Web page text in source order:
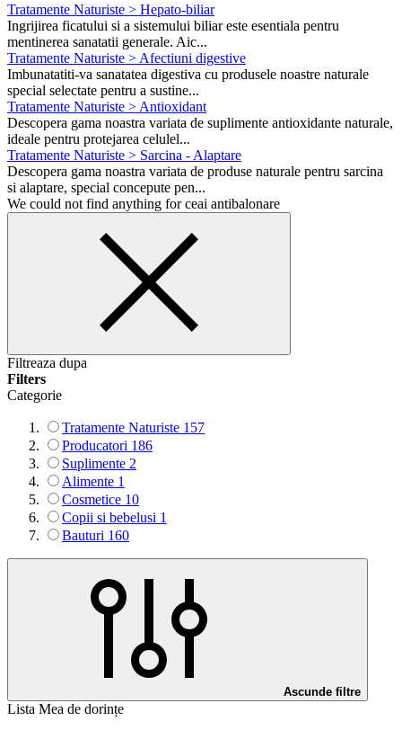
Tratamente Naturiste > Hepato-biliar
Ingrijirea ficatului si a sistemului biliar este esentiala pentru
mentinerea sanatatii generale. Aic...
Tratamente Naturiste > Afectiuni digestive
Imbunatatiti-va sanatatea digestiva cu produsele noastre naturale
special selectate pentru a sustine...
Tratamente Naturiste > Antioxidant
Descopera gama noastra variata de suplimente antioxidante naturale,
ideale pentru protejarea celulel...
Tratamente Naturiste > Sarcina - Alaptare
Descopera gama noastra variata de produse naturale pentru sarcina
si alaptare, special concepute pen...
We could not find anything for ceai antibalonare
Filtreaza dupa
Filters
Categorie
Tratamente Naturiste 157
Producatori 186
Suplimente 2
Alimente 1
Cosmetice 10
Copii si bebelusi 1
Bauturi 160
Ascunde filtre
Lista Mea de dorințe